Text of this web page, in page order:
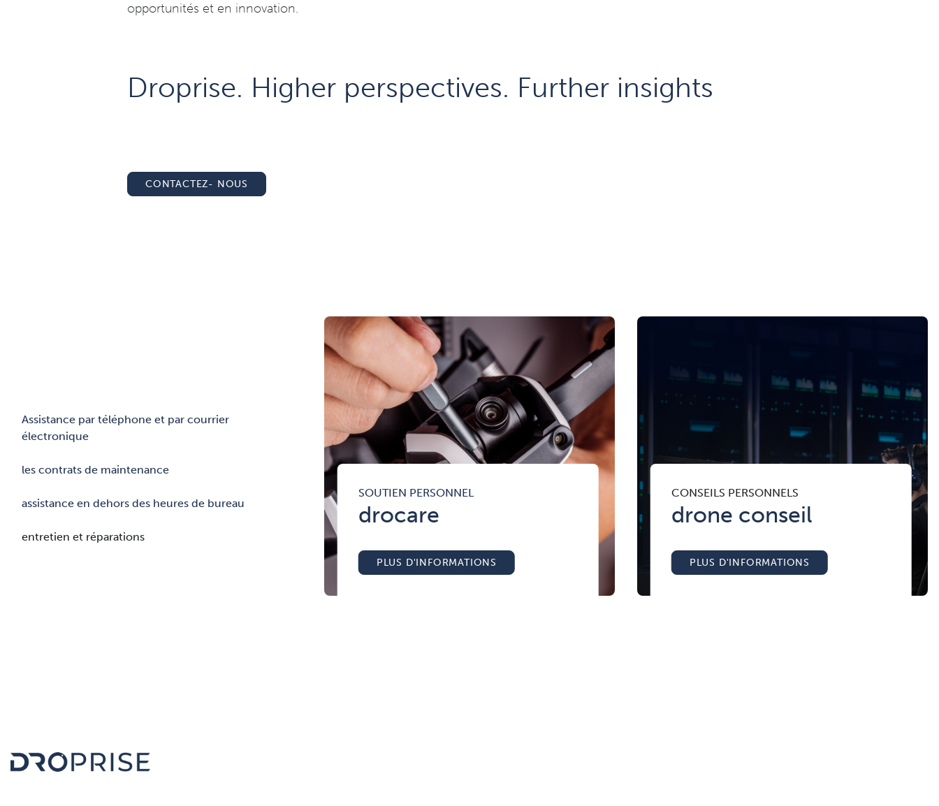
opportunités et en innovation.
Droprise. Higher perspectives. Further insights
CONTACTEZ- NOUS
Assistance par téléphone et par courrier
électronique
les contrats de maintenance​
assistance en dehors des heures de bureau
entretien et réparations
SOUTIEN PERSONNEL
drocare
PLUS D'INFORMATIONS
CONSEILS PERSONNELS
drone conseil
PLUS D'INFORMATIONS